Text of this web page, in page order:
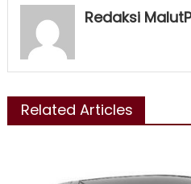
Redaksi
Related Articles